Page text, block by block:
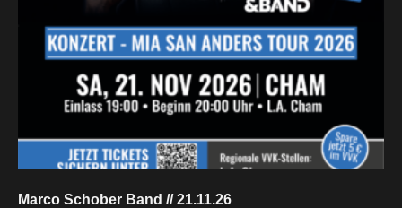
Marco Schober Band // 21.11.26